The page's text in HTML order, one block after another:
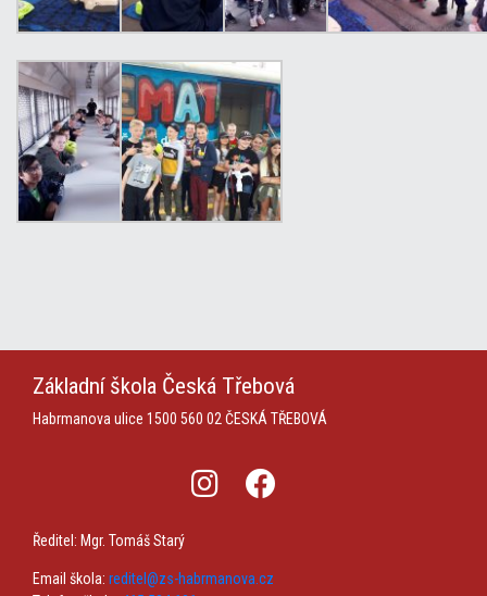
Základní škola Česká Třebová
Habrmanova ulice 1500 560 02 ČESKÁ TŘEBOVÁ
Ředitel: Mgr. Tomáš Starý
Email škola: reditel@zs-habrmanova.cz